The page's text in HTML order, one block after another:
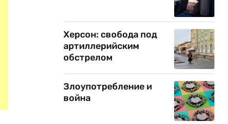
Херсон: свобода под
артиллерийским
обстрелом
Злоупотребление и
война